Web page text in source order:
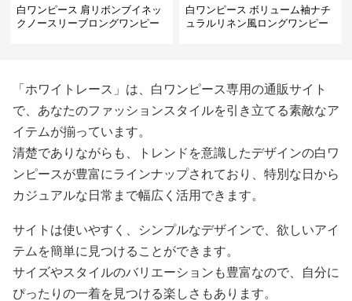
白ワンピース 肩リボンブイネッ
クノースリーブロングワンピー
白ワンピース ボリューム袖ナチ
ュラルリネン風ロングワンピー
「ホワイトレース」は、白ワンピース専用の通販サイト
で、あなたのファッションスタイルを引き立てる素敵なア
イテムが揃っています。
清楚でありながらも、トレンドを意識したデザインの白ワ
ンピースが豊富にラインナップされており、特別な日から
カジュアルな日常まで幅広く活用できます。
サイトは使いやすく、シンプルなデザインで、欲しいアイ
テムを簡単に見つけることができます。
サイズやスタイルのバリエーションも豊富なので、自分に
ぴったりの一着を見つける楽しさもあります。